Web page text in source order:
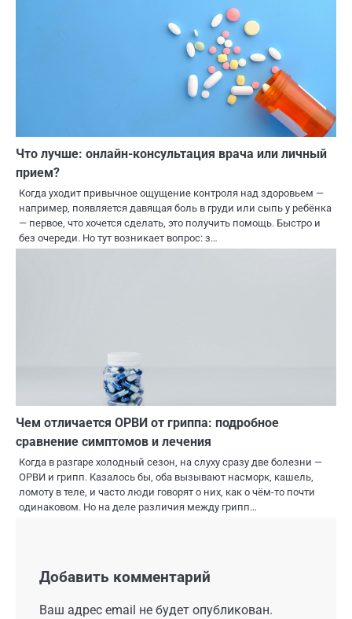
Что лучше: онлайн-консультация врача или личный
прием?
Когда уходит привычное ощущение контроля над здоровьем —
например, появляется давящая боль в груди или сыпь у ребёнка
— первое, что хочется сделать, это получить помощь. Быстро и
без очереди. Но тут возникает вопрос: з…
Чем отличается ОРВИ от гриппа: подробное
сравнение симптомов и лечения
Когда в разгаре холодный сезон, на слуху сразу две болезни —
ОРВИ и грипп. Казалось бы, оба вызывают насморк, кашель,
ломоту в теле, и часто люди говорят о них, как о чём-то почти
одинаковом. Но на деле различия между грипп…
Добавить комментарий
Ваш адрес email не будет опубликован.